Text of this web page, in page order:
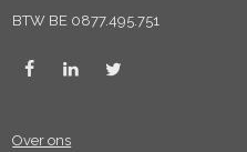
BTW BE 0877.495.751
Over ons